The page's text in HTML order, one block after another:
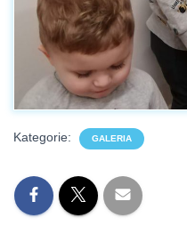
Kategorie: GALERIA